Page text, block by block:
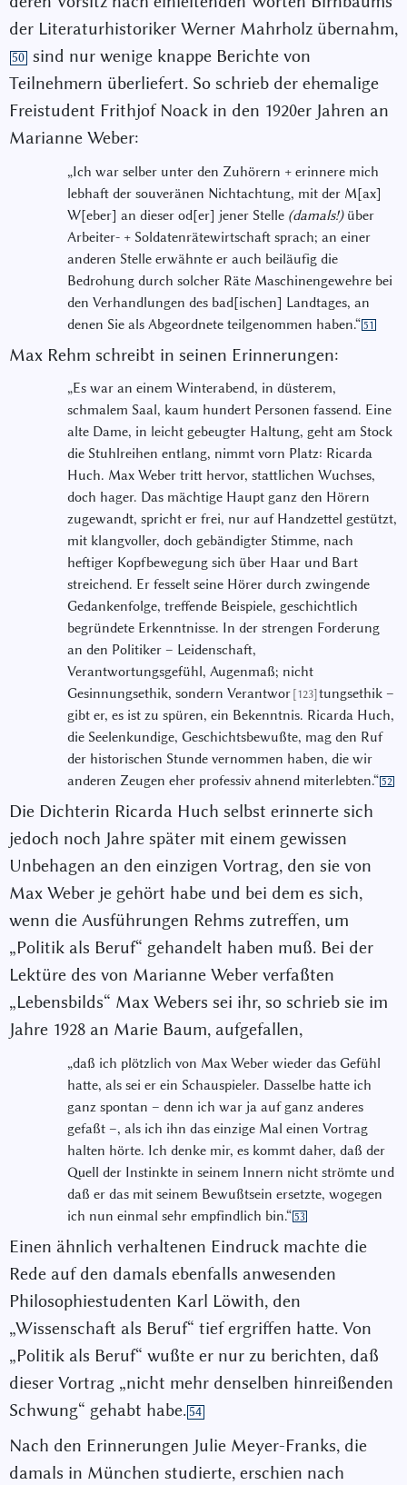
der Literaturhistoriker Werner Mahrholz übernahm,
50 sind nur wenige knappe Berichte von
Teilnehmern überliefert. So schrieb der ehemalige
Freistudent Frithjof Noack in den 1920er Jahren an
Marianne Weber:
„Ich war selber unter den Zuhörern + erinnere mich
lebhaft der souveränen Nichtachtung, mit der M[ax]
W[eber] an dieser od[er] jener Stelle (damals!)über
Arbeiter- + Soldatenrätewirtschaft sprach; an einer
anderen Stelle erwähnte er auch beiläufig die
Bedrohung durch solcher Räte Maschinengewehre bei
den Verhandlungen des bad[ischen] Landtages, an
denen Sie als Abgeordnete teilgenommen haben.“ 51
Max Rehm schreibt in seinen Erinnerungen:
„Es war an einem Winterabend, in düsterem,
schmalem Saal, kaum hundert Personen fassend. Eine
alte Dame, in leicht gebeugter Haltung, geht am Stock
die Stuhlreihen entlang, nimmt vorn Platz: Ricarda
Huch. Max Weber tritt hervor, stattlichen Wuchses,
doch hager. Das mächtige Haupt ganz den Hörern
zugewandt, spricht er frei, nur auf Handzettel gestützt,
mit klangvoller, doch gebändigter Stimme, nach
heftiger Kopfbewegung sich über Haar und Bart
streichend. Er fesselt seine Hörer durch zwingende
Gedankenfolge, treffende Beispiele, geschichtlich
begründete Erkenntnisse. In der strengen Forderung
an den Politiker – Leidenschaft,
Verantwortungsgefühl, Augenmaß; nicht
Gesinnungsethik, sondern Verantwor [123] tungsethik –
gibt er, es ist zu spüren, ein Bekenntnis. Ricarda Huch,
die Seelenkundige, Geschichtsbewußte, mag den Ruf
der historischen Stunde vernommen haben, die wir
anderen Zeugen eher professiv ahnend miterlebten.“ 52
Die Dichterin Ricarda Huch selbst erinnerte sich
jedoch noch Jahre später mit einem gewissen
Unbehagen an den einzigen Vortrag, den sie von
Max Weber je gehört habe und bei dem es sich,
wenn die Ausführungen Rehms zutreffen, um
„Politik als Beruf“ gehandelt haben muß. Bei der
Lektüre des von Marianne Weber verfaßten
„Lebensbilds“ Max Webers sei ihr, so schrieb sie im
Jahre 1928 an Marie Baum, aufgefallen,
„daß ich plötzlich von Max Weber wieder das Gefühl
hatte, als sei er ein Schauspieler. Dasselbe hatte ich
ganz spontan – denn ich war ja auf ganz anderes
gefaßt –, als ich ihn das einzige Mal einen Vortrag
halten hörte. Ich denke mir, es kommt daher, daß der
Quell der Instinkte in seinem Innern nicht strömte und
daß er das mit seinem Bewußtsein ersetzte, wogegen
ich nun einmal sehr empfindlich bin.“ 53
Einen ähnlich verhaltenen Eindruck machte die
Rede auf den damals ebenfalls anwesenden
Philosophiestudenten Karl Löwith, den
„Wissenschaft als Beruf“ tief ergriffen hatte. Von
„Politik als Beruf“ wußte er nur zu berichten, daß
dieser Vortrag „nicht mehr denselben hinreißenden
Schwung“ gehabt habe.54
Nach den Erinnerungen Julie Meyer-Franks, die
damals in München studierte, erschien nach